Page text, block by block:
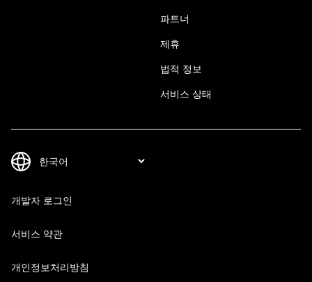
파트너
제휴
법적 정보
서비스 상태
개발자 로그인
서비스 약관
개인정보처리방침